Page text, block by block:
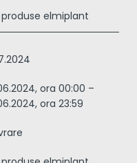
produse elmiplant
ora 00:00 –
ora 23:59